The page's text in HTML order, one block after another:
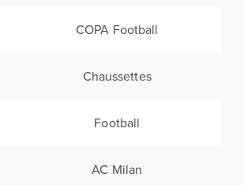
COPA Football
Chaussettes
Football
AC Milan